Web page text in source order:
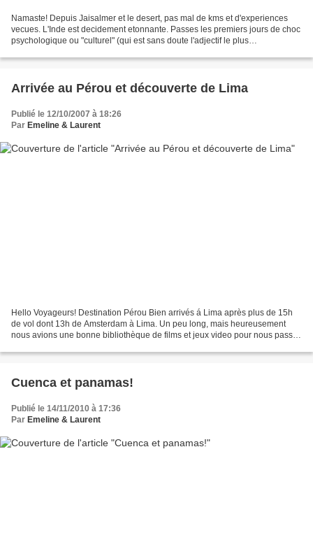
Namaste! Depuis Jaisalmer et le desert, pas mal de kms et d'experiences
vecues. L'Inde est decidement etonnante. Passes les premiers jours de choc
psychologique ou "culturel" (qui est sans doute l'adjectif le plus
Arrivée au Pérou et découverte de Lima
Publié le 12/10/2007 à 18:26
Par Emeline & Laurent
Hello Voyageurs! Destination Pérou Bien arrivés á Lima après plus de 15h
de vol dont 13h de Amsterdam à Lima. Un peu long, mais heureusement
nous avions une bonne bibliothèque de films et jeux video pour nous passer
Cuenca et panamas!
Publié le 14/11/2010 à 17:36
Par Emeline & Laurent